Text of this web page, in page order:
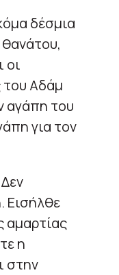
δέσμια
θανάτου,
οι
του Αδάμ
αγάπη του
για τον
Εισήλθε
αμαρτίας
η
στην